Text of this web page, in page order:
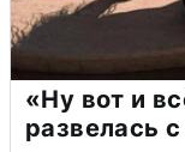
«Ну вот и
развелась